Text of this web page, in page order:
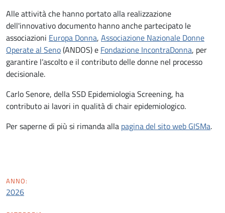
Alle attività che hanno portato alla realizzazione
dell'innovativo documento hanno anche partecipato le
associazioni Europa Donna, Associazione Nazionale Donne
Operate al Seno(ANDOS) e Fondazione IncontraDonna, per
garantire l’ascolto e il contributo delle donne nel processo
decisionale.
Carlo Senore, della SSD Epidemiologia Screening, ha
contributo ai lavori in qualità di chair epidemiologico.
Per saperne di più si rimanda alla pagina del sito web GISMa.
ANNO:
2026